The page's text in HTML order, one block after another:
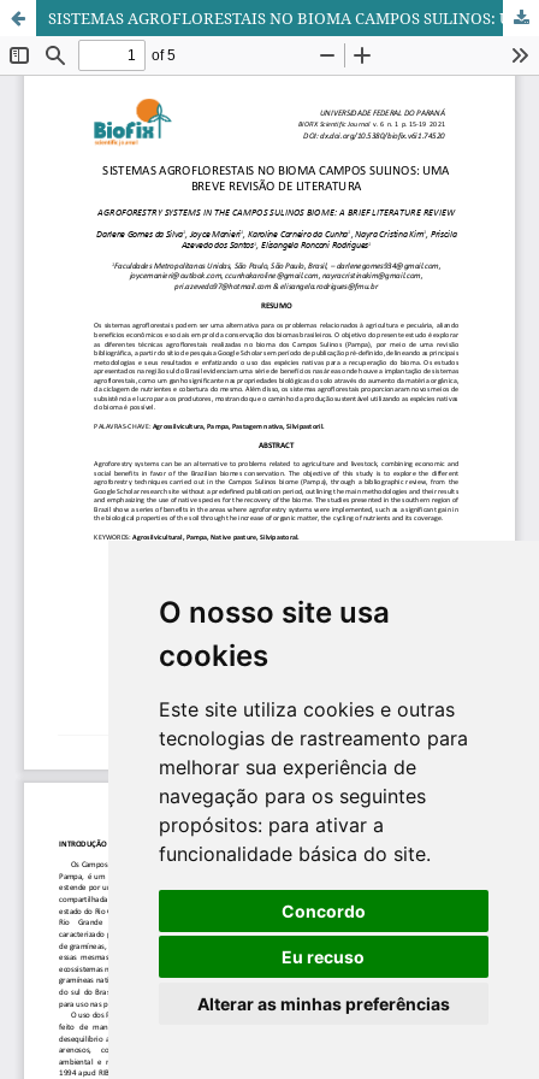
O nosso site usa
cookies
Este site utiliza cookies e outras
tecnologias de rastreamento para
melhorar sua experiência de
navegação para os seguintes
propósitos: para ativar a
funcionalidade básica do site.
Concordo
Eu recuso
Alterar as minhas preferências
SISTEMAS AGROFLORESTAIS NO BIOMA CAMPOS SULINOS: UMA BREVE REVISÃO DE LITERATURA